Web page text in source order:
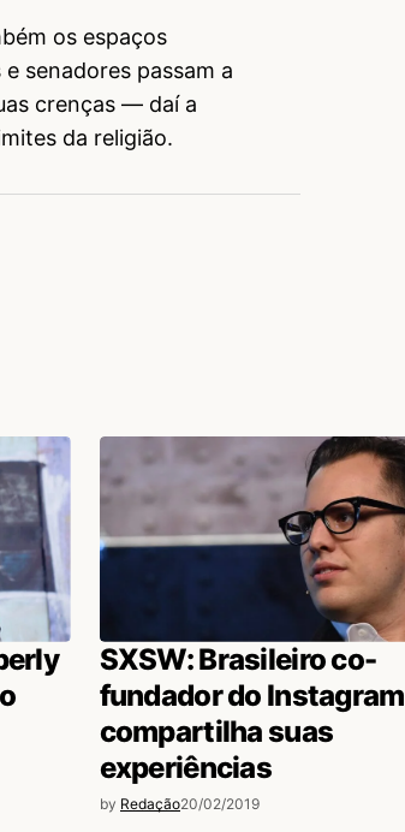
os espaços
senadores passam a
crenças — daí a
da religião.
SXSW: Brasileiro co-
fundador do Instagram
compartilha suas
experiências
by Redação20/02/2019